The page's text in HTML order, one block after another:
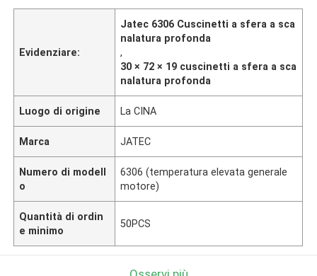
Evidenziare:
Jatec 6306 Cuscinetti a sfera a sca
nalatura profonda
,
30 × 72 × 19 cuscinetti a sfera a sca
nalatura profonda
Luogo di origine La CINA
Marca JATEC
Numero di modell
o
6306 (temperatura elevata generale
motore)
Quantità di ordin
e minimo
50PCS